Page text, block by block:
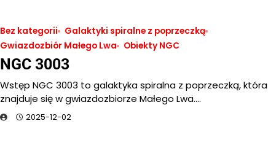
Bez kategorii
Galaktyki spiralne z poprzeczką
Gwiazdozbiór Małego Lwa
Obiekty NGC
NGC 3003
Wstęp NGC 3003 to galaktyka spiralna z poprzeczką, która
znajduje się w gwiazdozbiorze Małego Lwa.…
2025-12-02